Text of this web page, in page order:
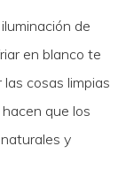
de
en blanco te
cosas limpias
que los
y